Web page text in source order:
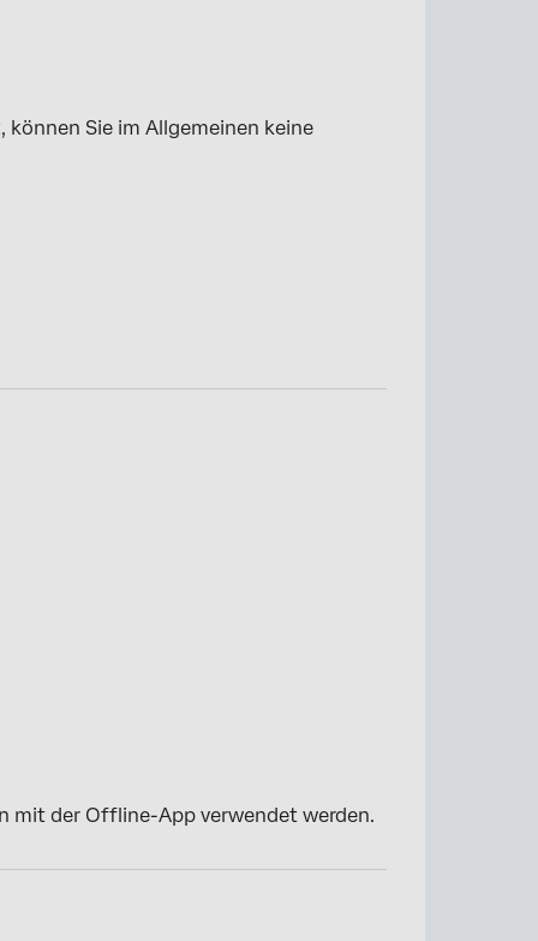
Sie im Allgemeinen keine
mit der Offline-App verwendet werden.